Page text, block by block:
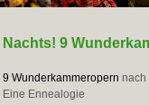
Nachts! 9
9 Wunderkammeropern
Eine Ennealogie